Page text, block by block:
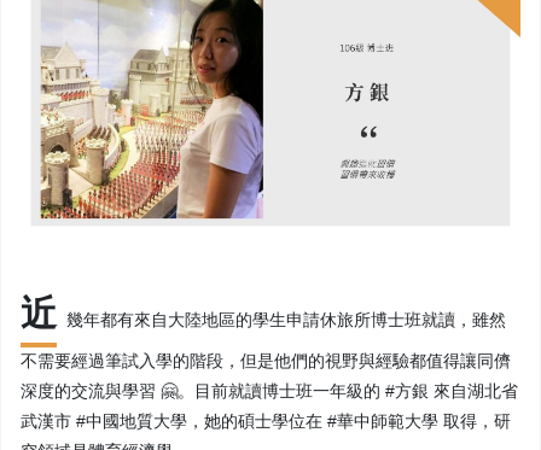
近 幾年都有來自大陸地區的學生申請休旅所博士班就讀，雖然
不需要經過筆試入學的階段，但是他們的視野與經驗都值得讓同儕
深度的交流與學習 🤗。目前就讀博士班一年級的 #方銀 來自湖北省
武漢市 #中國地質大學，她的碩士學位在 #華中師範大學 取得，研